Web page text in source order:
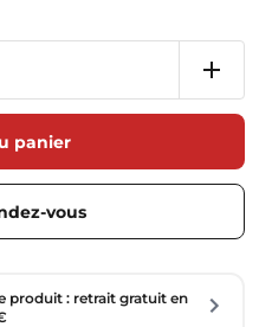
panier
vous
produit : retrait gratuit en